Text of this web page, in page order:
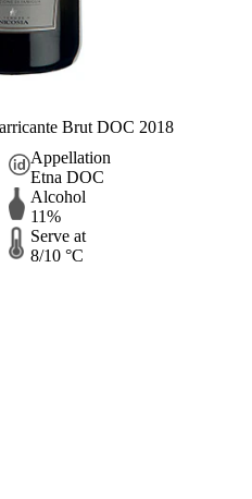
Brut DOC 2018
Appellation
Etna DOC
Alcohol
11%
Serve at
8/10 °C